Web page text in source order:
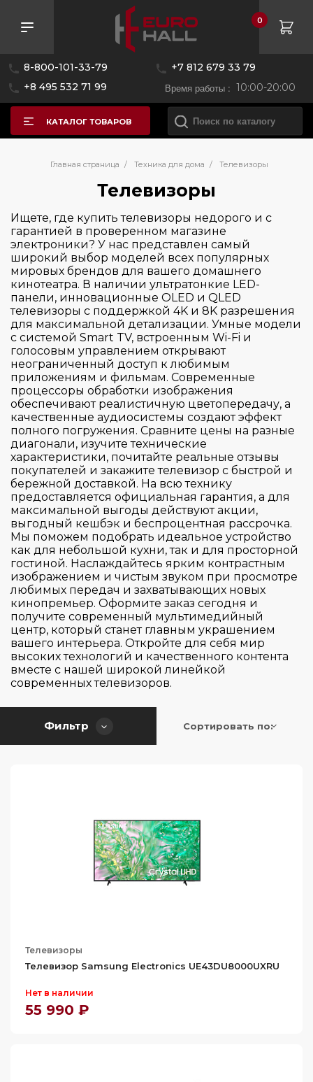
8-800-101-33-79
+7 812 679 33 79
+8 495 532 71 99
Время работы : 10:00-20:00
0
КАТАЛОГ ТОВАРОВ
Главная страница / Техника для дома / Телевизоры
Телевизоры
Ищете, где купить телевизоры недорого и с
гарантией в проверенном магазине
электроники? У нас представлен самый
широкий выбор моделей всех популярных
мировых брендов для вашего домашнего
кинотеатра. В наличии ультратонкие LED-
панели, инновационные OLED и QLED
телевизоры с поддержкой 4K и 8K разрешения
для максимальной детализации. Умные модели
с системой Smart TV, встроенным Wi-Fi и
голосовым управлением открывают
неограниченный доступ к любимым
приложениям и фильмам. Современные
процессоры обработки изображения
обеспечивают реалистичную цветопередачу, а
качественные аудиосистемы создают эффект
полного погружения. Сравните цены на разные
диагонали, изучите технические
характеристики, почитайте реальные отзывы
покупателей и закажите телевизор с быстрой и
бережной доставкой. На всю технику
предоставляется официальная гарантия, а для
максимальной выгоды действуют акции,
выгодный кешбэк и беспроцентная рассрочка.
Мы поможем подобрать идеальное устройство
как для небольшой кухни, так и для просторной
гостиной. Наслаждайтесь ярким контрастным
изображением и чистым звуком при просмотре
любимых передач и захватывающих новых
кинопремьер. Оформите заказ сегодня и
получите современный мультимедийный
центр, который станет главным украшением
вашего интерьера. Откройте для себя мир
высоких технологий и качественного контента
вместе с нашей широкой линейкой
современных телевизоров.
Фильтр
Розничная цена
—
Бренд
Hisense
Kuppersbusch
Samsung Electronics
Страна производитель
Беларусь
Китай
Польша
Россия
Цвет
Тип дисплея
LED
OLED
QLED
QNED
Лазерный
Применить Сбросить
Сортировать по:
Телевизоры
Телевизор Samsung Electronics UE43DU8000UXRU
Нет в наличии
55 990 ₽